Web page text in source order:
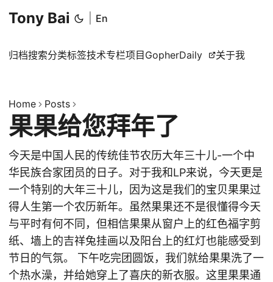
Tony Bai En
归档搜索分类标签技术专栏项目 GopherDaily 关于我
Home Posts
果果给您拜年了
今天是中国人民的传统佳节农历大年三十儿-一个中
华民族合家团员的日子。对于我和LP来说，今天更是
一个特别的大年三十儿，因为这是我们的宝贝果果过
得人生第一个农历新年。虽然果果还不是很懂得今天
与平时有何不同，但相信果果从窗户上的红色福字剪
纸、墙上的吉祥兔挂画以及阳台上的红灯也能感受到
节日的气氛。 下午吃完团圆饭，我们就给果果洗了一
个热水澡，并给她穿上了喜庆的新衣服。这里果果通